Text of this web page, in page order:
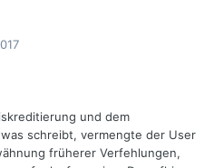
und dem
schreibt, vermengte der User
früherer Verfehlungen,